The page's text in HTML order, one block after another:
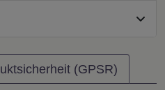
(GPSR)